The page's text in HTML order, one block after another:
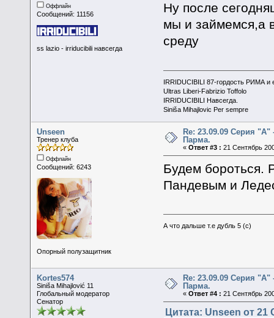
Оффлайн
Сообщений: 11156
ss lazio - irriducibili навсегда
Ну после
мы и займемся,а
среду
IRRIDUCIBILI 87-гордость РИМА и
Ultras Liberi-Fabrizio Toffolo
IRRIDUCIBILI Навсегда.
Siniša Mihajlovic Per sempre
Unseen
Тренер клуба
Оффлайн
Сообщений: 6243
Опорный полузащитник
Re: 23.09.09 Серия
Парма.
«Ответ #3 : 21 Сентябрь
Будем бороться.
Пандевым и
А что дальше т.е дубль 5 (с)
Kortes574
Siniša Mihajlović 11
Глобальный модератор
Сенатор
Re: 23.09.09 Серия
Парма.
«Ответ #4 : 21 Сентябрь
Цитата: Unseen от 21